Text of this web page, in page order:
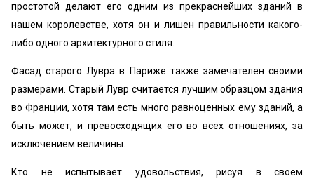
простотой делают его одним из прекраснейших зданий в
нашем королевстве, хотя он и лишен правильности какого-
либо одного архитектурного стиля.
Фасад старого Лувра в Париже также замечателен своими
размерами. Старый Лувр считается лучшим образцом здания
во Франции, хотя там есть много равноценных ему зданий, а
быть может, и превосходящих его во всех отношениях, за
исключением величины.
Кто не испытывает удовольствия, рисуя в своем